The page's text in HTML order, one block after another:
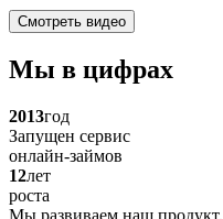
Смотреть видео
Мы в цифрах
2013год
Запущен сервис
онлайн-займов
12лет
роста
Мы развиваем наш продукт,